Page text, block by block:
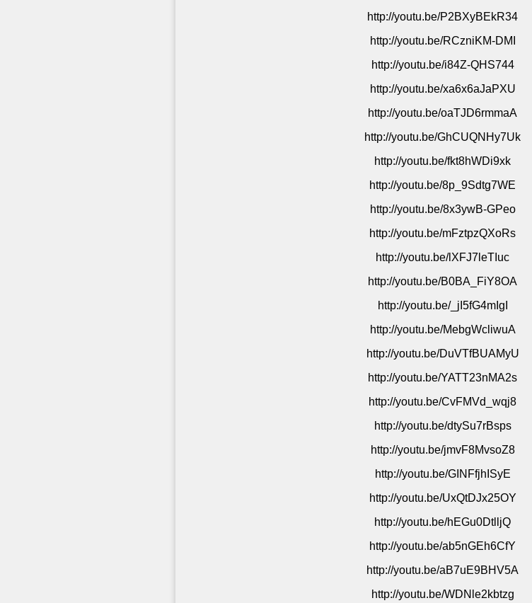
http://youtu.be/P2BXyBEkR34
http://youtu.be/RCzniKM-DMI
http://youtu.be/i84Z-QHS744
http://youtu.be/xa6x6aJaPXU
http://youtu.be/oaTJD6rmmaA
http://youtu.be/GhCUQNHy7Uk
http://youtu.be/fkt8hWDi9xk
http://youtu.be/8p_9Sdtg7WE
http://youtu.be/8x3ywB-GPeo
http://youtu.be/mFztpzQXoRs
http://youtu.be/lXFJ7leTIuc
http://youtu.be/B0BA_FiY8OA
http://youtu.be/_jI5fG4mIgI
http://youtu.be/MebgWcliwuA
http://youtu.be/DuVTfBUAMyU
http://youtu.be/YATT23nMA2s
http://youtu.be/CvFMVd_wqj8
http://youtu.be/dtySu7rBsps
http://youtu.be/jmvF8MvsoZ8
http://youtu.be/GINFfjhISyE
http://youtu.be/UxQtDJx25OY
http://youtu.be/hEGu0DtlljQ
http://youtu.be/ab5nGEh6CfY
http://youtu.be/aB7uE9BHV5A
http://youtu.be/WDNle2kbtzg